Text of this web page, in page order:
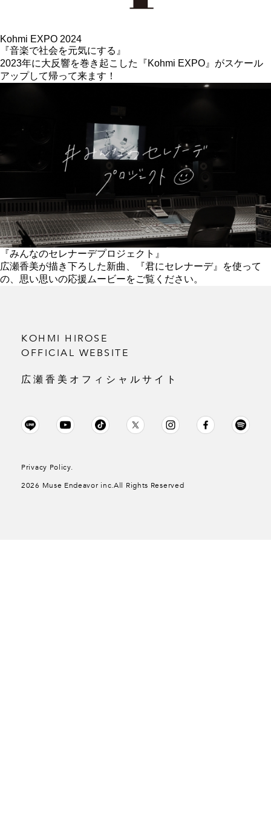
Kohmi EXPO 2024
『音楽で社会を元気にする』
2023年に大反響を巻き起こした『Kohmi EXPO』がスケール
アップして帰って来ます！
『みんなのセレナーデプロジェクト』
広瀬香美が描き下ろした新曲、『君にセレナーデ』を使って
の、思い思いの応援ムービーをご覧ください。
KOHMI HIROSE
OFFICIAL WEBSITE
広瀬香美オフィシャルサイト
Privacy Policy.
2026 Muse Endeavor inc.All Rights Reserved